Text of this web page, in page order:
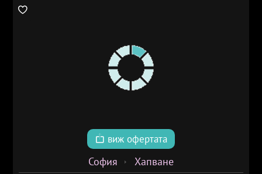
виж офертата
София Хапване